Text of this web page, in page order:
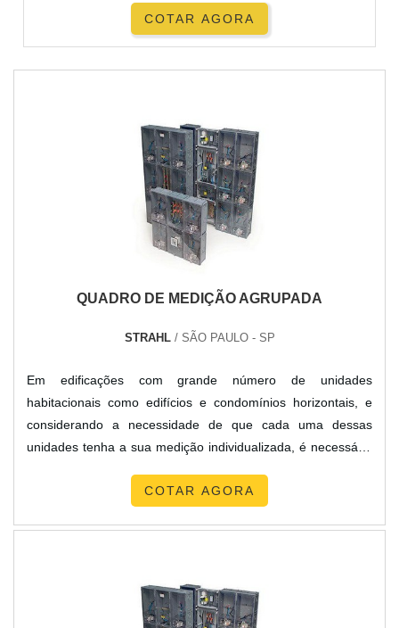
COTAR AGORA
QUADRO DE MEDIÇÃO AGRUPADA
STRAHL / SÃO PAULO - SP
Em edificações com grande número de unidades
habitacionais como edifícios e condomínios horizontais, e
considerando a necessidade de que cada uma dessas
unidades tenha a sua medição individualizada, é necessário
quadros de medição são fabricados mediante um projeto
COTAR AGORA